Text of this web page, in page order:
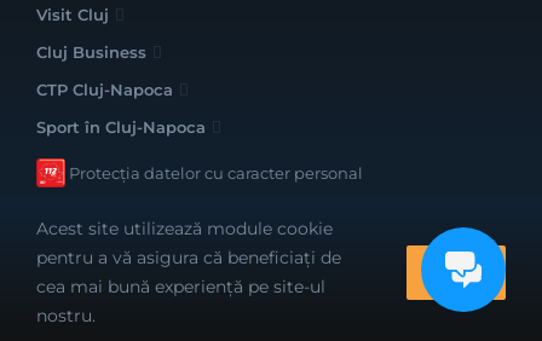
Visit Cluj
Cluj Business
CTP Cluj-Napoca
Sport în Cluj-Napoca
Protecția datelor cu caracter personal
Realizat cu bune intenții de către
Acest site utilizează module cookie
pentru a vă asigura că beneficiați de
cea mai bună experiență pe site-ul
nostru.
OK